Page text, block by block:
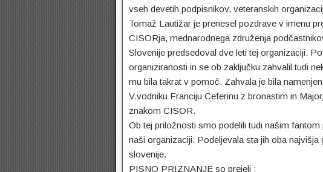
vseh devetih podpisnikov, veteranskih
Tomaž Lautižar je prenesel pozdrave v imenu
CISORja, mednarodnega združenja
Slovenije predsedoval dve leti tej organizaciji.
organiziranosti in se ob zaključku zahvalil tudi
mu bila takrat v pomoč. Zahvala je bila
V.vodniku Franciju Ceferinu z bronastim in
znakom CISOR.
Ob tej priložnosti smo podelili tudi našim
naši organizaciji. Podeljevala sta jih oba
slovenije.
PISNO PRIZNANJE so prejeli :